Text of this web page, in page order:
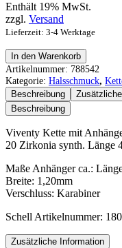
Enthält 19% MwSt.
zzgl. Versand
Lieferzeit: 3-4 Werktage
Viventy
Kette
mit
Anhänger
Menge
In den Warenkorb
Artikelnummer: 788542
Kategorie: Halsschmuck,
Beschreibung
Beschreibung
Viventy Kette mit
20 Zirkonia synth. Länge
Maße Anhänger ca.:
Breite: 1,20mm
Verschluss: Karabiner
Schell Artikelnummer:
Zusätzliche Information